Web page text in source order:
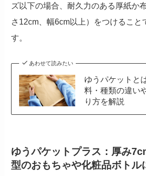
ズ以下の場合、耐久力のある厚紙か
さ12cm、幅6cm以上）をつけること
す。
あわせて読みたい
ゆうパケットと
料・種類の違い
り方を解説
ゆうパケットプラス：厚み
型のおもちゃや化粧品ボトル